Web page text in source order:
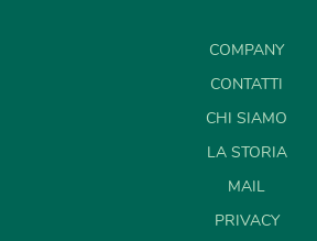
COMPANY
CONTATTI
CHI SIAMO
LA STORIA
MAIL
PRIVACY